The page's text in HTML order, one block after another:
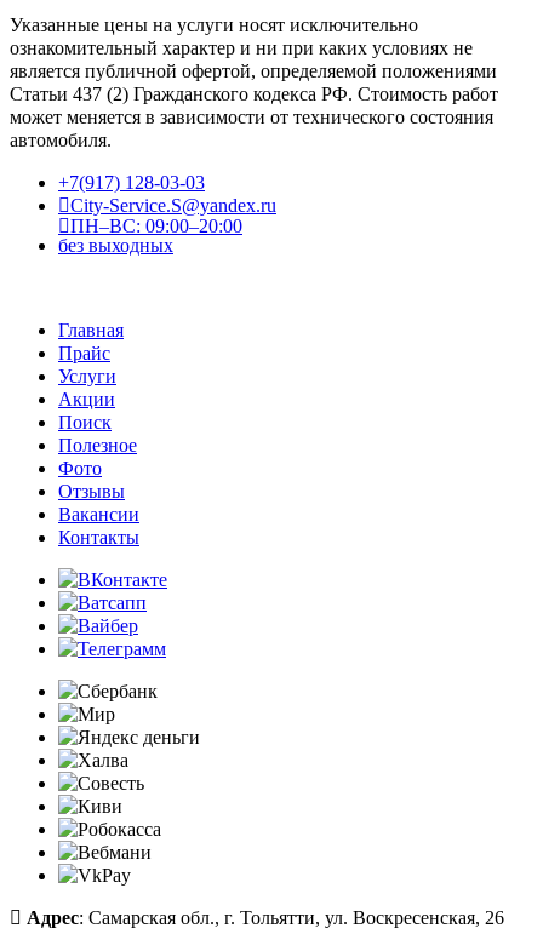
Указанные цены на услуги носят исключительно
ознакомительный характер и ни при каких условиях не
является публичной офертой, определяемой положениями
Статьи 437 (2) Гражданского кодекса РФ. Стоимость работ
может меняется в зависимости от технического состояния
автомобиля.
+7(917) 128-03-03
City-Service.S@yandex.ru
ПН–ВС: 09:00–20:00
без выходных
Главная
Прайс
Услуги
Акции
Поиск
Полезное
Фото
Отзывы
Вакансии
Контакты
Адрес: Самарская обл., г. Тольятти, ул. Воскресенская, 26